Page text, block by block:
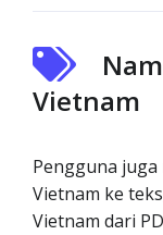
Vietnam
Pengguna
Vietnam ke
Vietnam dari